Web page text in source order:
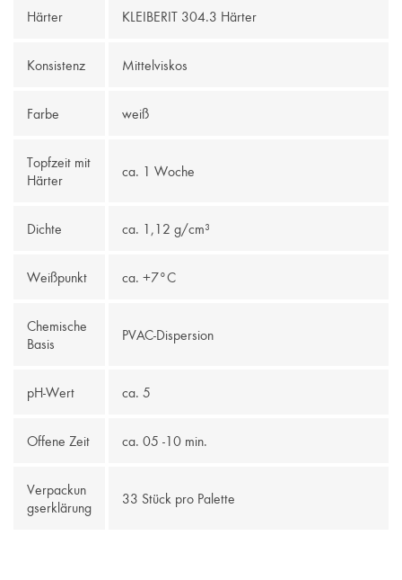
Härter KLEIBERIT 304.3 Härter
Konsistenz Mittelviskos
Farbe weiß
Topfzeit mit
Härter
ca. 1 Woche
Dichte ca. 1,12 g/cm³
Weißpunkt ca. +7°C
Chemische
Basis
PVAC-Dispersion
pH-Wert ca. 5
Offene Zeit ca. 05 -10 min.
Verpackun
gserklärung
33 Stück pro Palette